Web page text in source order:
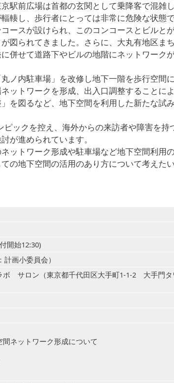
駅前広場は首都の玄関として乗降客で混雑
輳し、歩行者にとっては非常に危険な状態で
ースが設けられ、このコンコースとビルとが
図られてきました。さらに、大丸有地区ま
併せて道路下やビルの地階にネットワーク
ノ内駐車場」を改修し地下一階を歩行空間
ットワークを形成、出入口調整することに
を図るなど、地下空間を利用した新たな試
ックを控え、海外からの来訪者や障害を持
が進められています。
ットワーク形成や駐車場など地下空間利用
の地下空間の活用のあり方について考えた
開始12:30)
画小委員会）
ボ サロン（東京都千代田区大手町1-1-2 大手門タ
ネットワーク形成について